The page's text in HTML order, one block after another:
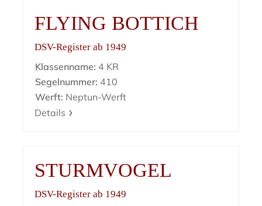
FLYING BOTTICH
DSV-Register ab 1949
Klassenname: 4 KR
Segelnummer: 410
Werft: Neptun-Werft
Details
STURMVOGEL
DSV-Register ab 1949